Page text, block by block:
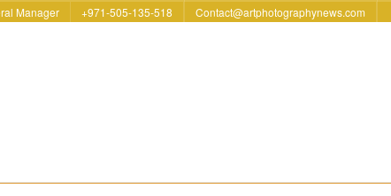
Contact@artphotographynews.com
971-505-135-518+
Manager